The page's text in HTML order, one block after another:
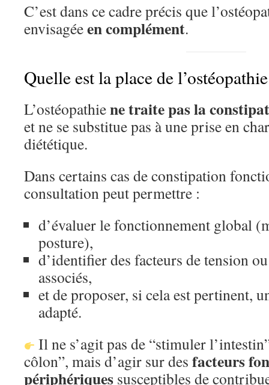
C’est dans ce cadre précis que
envisagéeen complément.
Quelle est la place de
L’ostéopathiene traite pas la
et ne se substitue pas à une prise en
diététique.
Dans certains cas de constipation
consultation peut permettre :
d’évaluer le fonctionnement global
posture),
d’identifier des facteurs de tension
associés,
et de proposer, si cela est pertinent,
adapté.
Il ne s’agit pas de “stimuler
côlon”, mais d’agir sur des facteurs
périphériques susceptibles de